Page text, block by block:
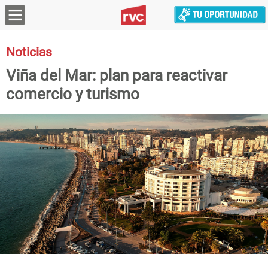
Noticias
Viña del Mar: plan para reactivar
comercio y turismo